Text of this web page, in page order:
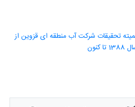
تحقیقات شرکت آب منطقه ای قزوین از
تا کنون